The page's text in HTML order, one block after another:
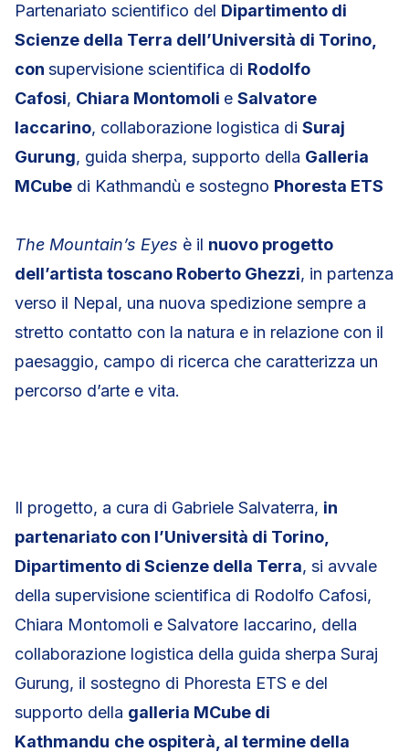
Partenariato scientifico del Dipartimento di
Scienze della Terra dell’Università di Torino,
con supervisione scientifica di Rodolfo
Cafosi, Chiara Montomoli e Salvatore
Iaccarino, collaborazione logistica di Suraj
Gurung, guida sherpa, supporto della Galleria
MCube di Kathmandù e sostegno Phoresta ETS
The Mountain’s Eyes è il nuovo progetto
dell’artista toscano Roberto Ghezzi, in partenza
verso il Nepal, una nuova spedizione sempre a
stretto contatto con la natura e in relazione con il
paesaggio, campo di ricerca che caratterizza un
percorso d’arte e vita.
Il progetto, a cura di Gabriele Salvaterra, in
partenariato con l’Università di Torino,
Dipartimento di Scienze della Terra, si avvale
della supervisione scientifica di Rodolfo Cafosi,
Chiara Montomoli e Salvatore Iaccarino, della
collaborazione logistica della guida sherpa Suraj
Gurung, il sostegno di Phoresta ETS e del
supporto della galleria MCube di
Kathmandu che ospiterà, al termine della